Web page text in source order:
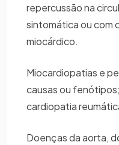
repercussão na
sintomática ou com
miocárdico.
Miocardiopatias e
causas ou
cardiopatia
Doenças da aorta,